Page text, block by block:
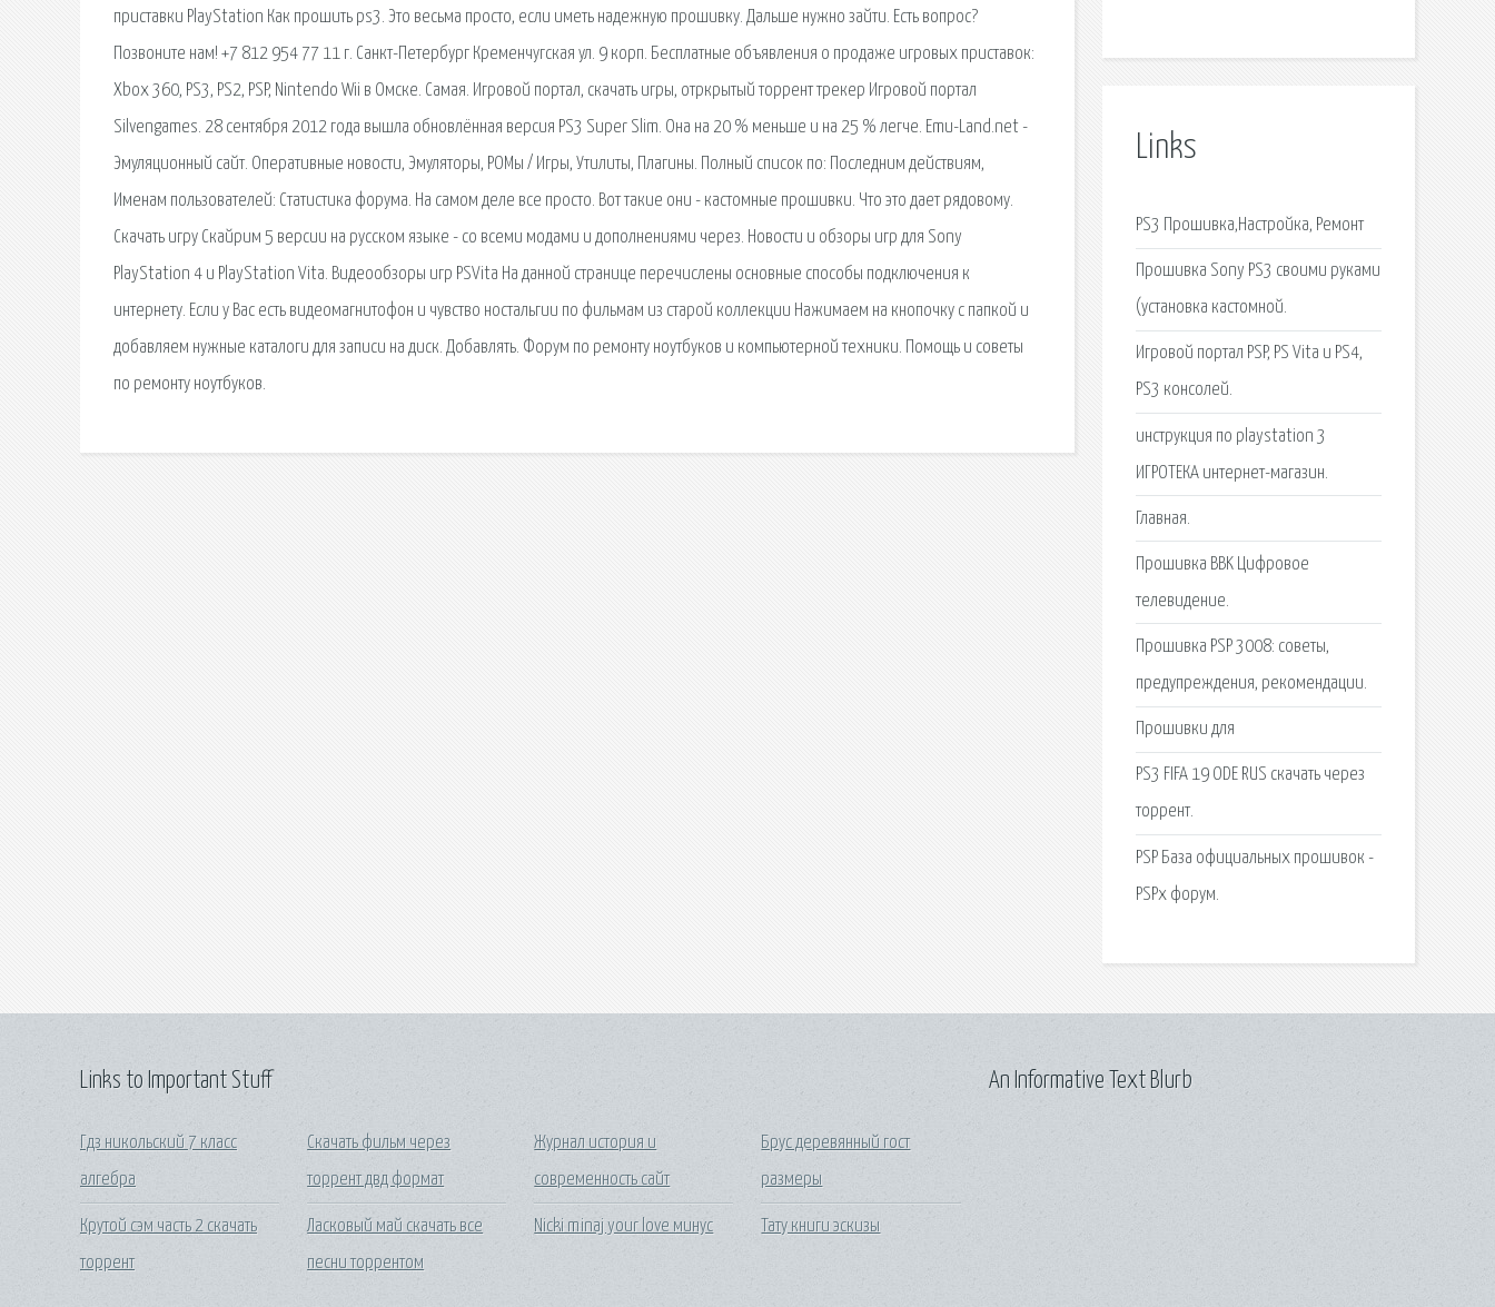
приставки PlayStation Как прошить ps3. Это весьма просто, если иметь надежную прошивку. Дальше нужно зайти. Есть вопрос?
Позвоните нам! +7 812 954 77 11 г. Санкт-Петербург Кременчугская ул. 9 корп. Бесплатные объявления о продаже игровых приставок:
Xbox 360, PS3, PS2, PSP, Nintendo Wii в Омске. Самая. Игровой портал, скачать игры, отркрытый торрент трекер Игровой портал
Silvengames. 28 сентября 2012 года вышла обновлённая версия PS3 Super Slim. Она на 20 % меньше и на 25 % легче. Emu-Land.net -
Эмуляционный сайт. Оперативные новости, Эмуляторы, РОМы / Игры, Утилиты, Плагины. Полный список по: Последним действиям,
Именам пользователей: Статистика форума. На самом деле все просто. Вот такие они - кастомные прошивки. Что это дает рядовому.
Скачать игру Скайрим 5 версии на русском языке - со всеми модами и дополнениями через. Новости и обзоры игр для Sony
PlayStation 4 и PlayStation Vita. Видеообзоры игр PSVita На данной странице перечислены основные способы подключения к
интернету. Если у Вас есть видеомагнитофон и чувство ностальгии по фильмам из старой коллекции Нажимаем на кнопочку с папкой и
добавляем нужные каталоги для записи на диск. Добавлять. Форум по ремонту ноутбуков и компьютерной техники. Помощь и советы
по ремонту ноутбуков.
Links
PS3 Прошивка,Настройка, Ремонт
Прошивка Sony PS3 своими руками
(установка кастомной.
Игровой портал PSP, PS Vita и PS4,
PS3 консолей.
инструкция по playstation 3
ИГРОТЕКА интернет-магазин.
Главная.
Прошивка BBK Цифровое
телевидение.
Прошивка PSP 3008: советы,
предупреждения, рекомендации.
Прошивки для
PS3 FIFA 19 ODE RUS скачать через
торрент.
PSP База официальных прошивок -
PSPx форум.
Links to Important Stuff
Гдз никольский 7 класс
алгебра
Крутой сэм часть 2 скачать
торрент
Скачать фильм через
торрент двд формат
Ласковый май скачать все
песни торрентом
Журнал история и
современность сайт
Nicki minaj your love минус
Брус деревянный гост
размеры
Тату книги эскизы
An Informative Text Blurb